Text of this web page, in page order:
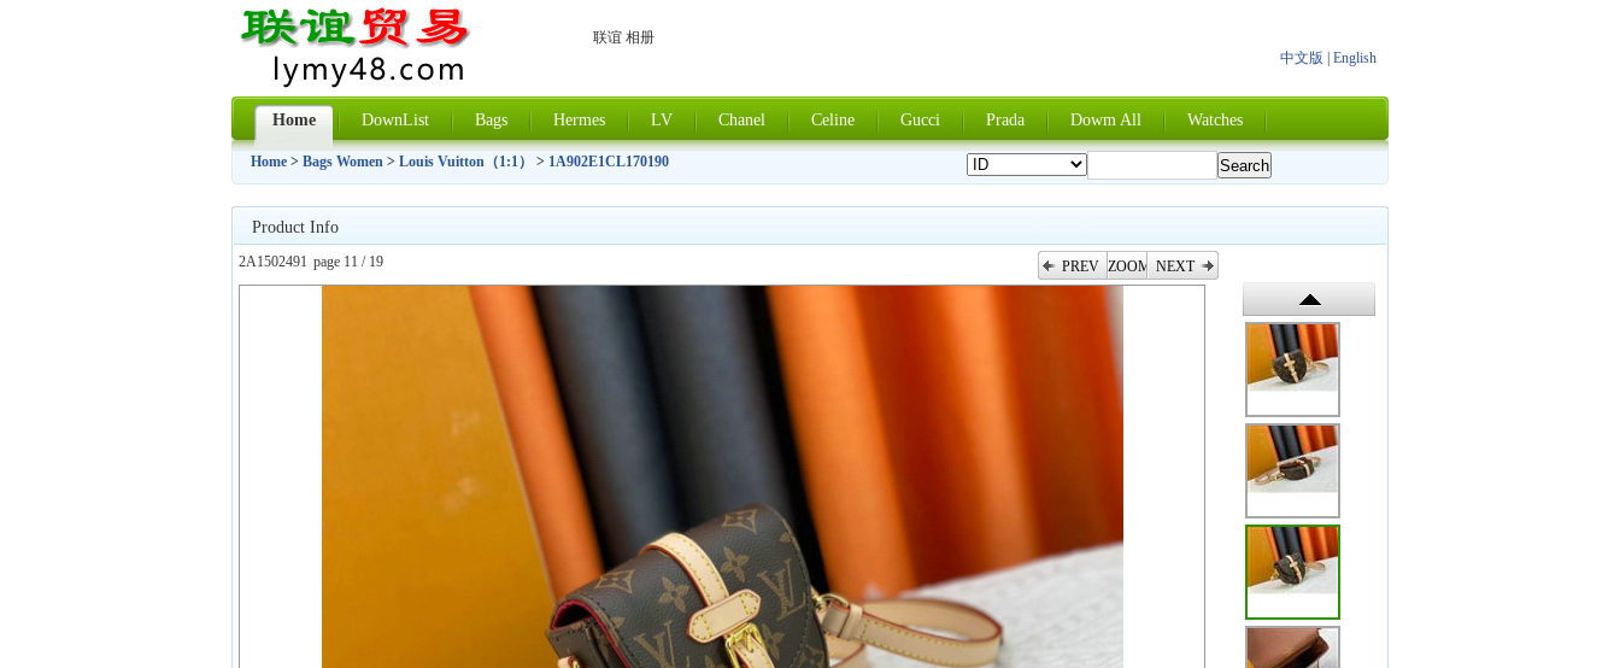
联谊 相册
中文版
English
Home DownList Bags Hermes LV Chanel Celine Gucci Prada Dowm All Watches
Home > Bags Women > Louis Vuitton（1:1） > 1A902E1CL170190
Product Info
2A1502491 page 11 / 19 PREV ZOOM NEXT